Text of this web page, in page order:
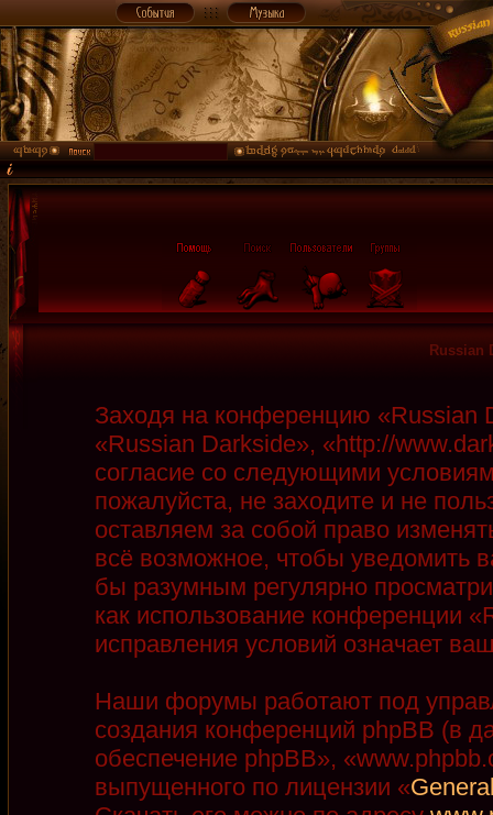
Russian
Заходя на конференцию
«Russian Darkside», «http://
согласие со следующими
пожалуйста, не заходите и не
оставляем за собой право
всё возможное, чтобы уведомить
бы разумным регулярно
как использование конференции
исправления условий означает
Наши форумы работают под
создания конференций phpBB (в
обеспечение phpBB»,
выпущенного по лицензии «